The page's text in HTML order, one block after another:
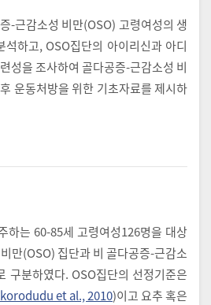
-근감소성 비만(OSO) 고령여성의 생
하고, OSO집단의 아이리신과 아디
성을 조사하여 골다공증-근감소성 비
운동처방을 위한 기초자료를 제시하
하는 60-85세 고령여성126명을 대상
만(OSO) 집단과 비 골다공증-근감소
구분하였다. OSO집단의 선정기준은
et al., 2010)이고 요추 혹은